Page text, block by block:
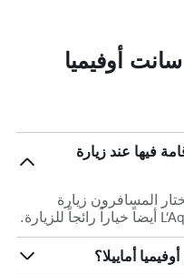
أوفيميا
فيها عند زيارة
المسافرون زيارة
أماييلا؟